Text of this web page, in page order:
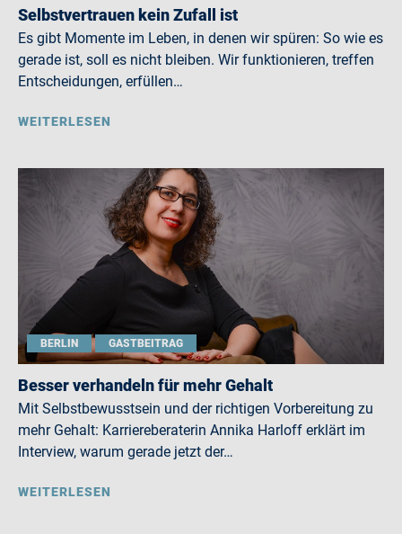
Selbstvertrauen kein Zufall ist
Es gibt Momente im Leben, in denen wir spüren: So wie es
gerade ist, soll es nicht bleiben. Wir funktionieren, treffen
Entscheidungen, erfüllen…
WEITERLESEN
BERLIN GASTBEITRAG
Besser verhandeln für mehr Gehalt
Mit Selbstbewusstsein und der richtigen Vorbereitung zu
mehr Gehalt: Karriereberaterin Annika Harloff erklärt im
Interview, warum gerade jetzt der…
WEITERLESEN